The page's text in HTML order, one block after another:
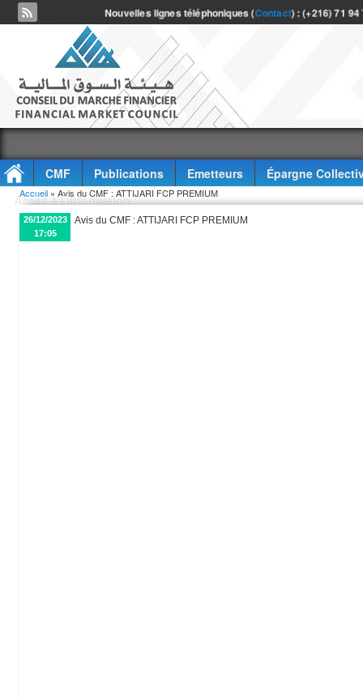
Nouvelles lignes téléphoniques (Contact) : (+216) 71
CMF Publications Emetteurs
Épargne
Accès à l'information
Vous êtes ici
Accueil » Avis du CMF : ATTIJARI FCP PREMIUM
26/12/2023
17:05
Avis du CMF : ATTIJARI FCP PREMIUM